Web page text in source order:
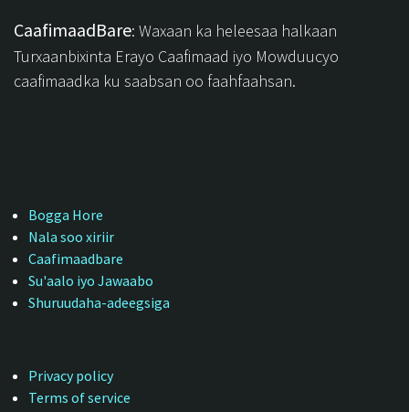
CaafimaadBare: Waxaan ka heleesaa halkaan
Turxaanbixinta Erayo Caafimaad iyo Mowduucyo
caafimaadka ku saabsan oo faahfaahsan.
Bogga Hore
Nala soo xiriir
Caafimaadbare
Su'aalo iyo Jawaabo
Shuruudaha-adeegsiga
Privacy policy
Terms of service